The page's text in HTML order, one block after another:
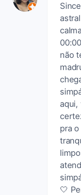
não
aqui,
pra
🤍